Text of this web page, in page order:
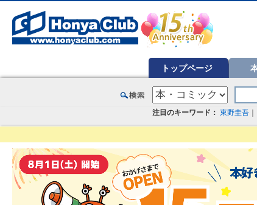
トップページ
注目のキーワード： 東野圭吾